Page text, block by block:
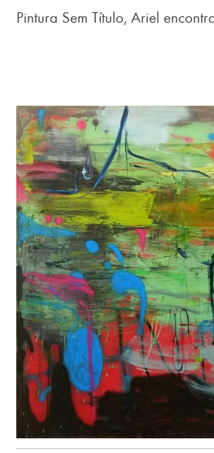
Pintura Sem Título, Ariel